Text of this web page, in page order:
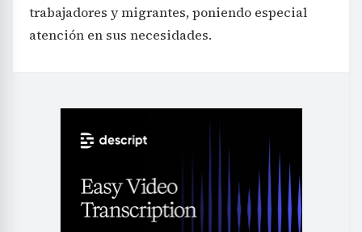
trabajadores y migrantes, poniendo especial
atención en sus necesidades.